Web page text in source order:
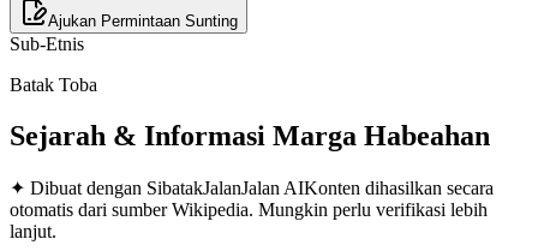
Ajukan Permintaan Sunting
Sub-Etnis
Batak Toba
Sejarah & Informasi Marga Habeahan
✦ Dibuat dengan SibatakJalanJalan AIKonten dihasilkan secara
otomatis dari sumber Wikipedia. Mungkin perlu verifikasi lebih
lanjut.